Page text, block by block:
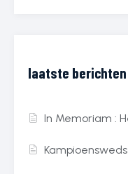
laatste berichten
In Memoriam :